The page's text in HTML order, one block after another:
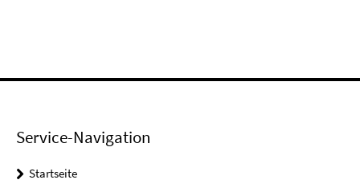
Service-Navigation
Startseite